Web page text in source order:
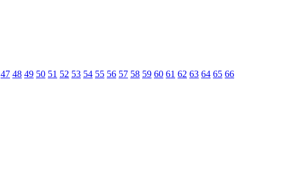
47 48 49 50 51 52 53 54 55 56 57 58 59 60 61 62 63 64 65 66